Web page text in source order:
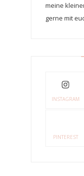
meine
gerne mit
INSTAGRAM
PINTEREST